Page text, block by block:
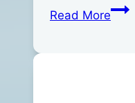
月
Read MoreMaria